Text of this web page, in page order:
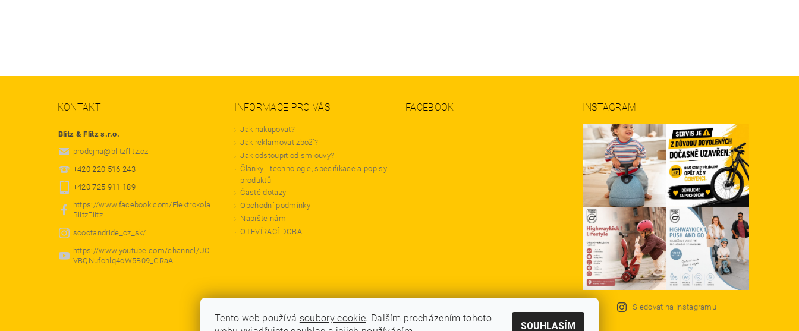
KONTAKT
Blitz & Flitz s.r.o.
prodejna@ blitzflitz.cz
+420 220 516 243
+420 725 911 189
https://www.facebook.com/Elektrokola
BlitzFlitz
scootandride_cz_sk/
https://www.youtube.com/channel/UC
VBQNufchlq4cW5B09_GRaA
INFORMACE PRO VÁS
Jak nakupovat?
Jak reklamovat zboží?
Jak odstoupit od smlouvy?
Články - technologie, specifikace a popisy
produktů
Časté dotazy
Obchodní podmínky
Napište nám
OTEVÍRACÍ DOBA
FACEBOOK INSTAGRAM
Sledovat na Instagramu
GDPR - Souhlas se zpracováním osobních údajů
Tento web používá soubory cookie. Dalším procházením tohoto
SOUHLASÍM